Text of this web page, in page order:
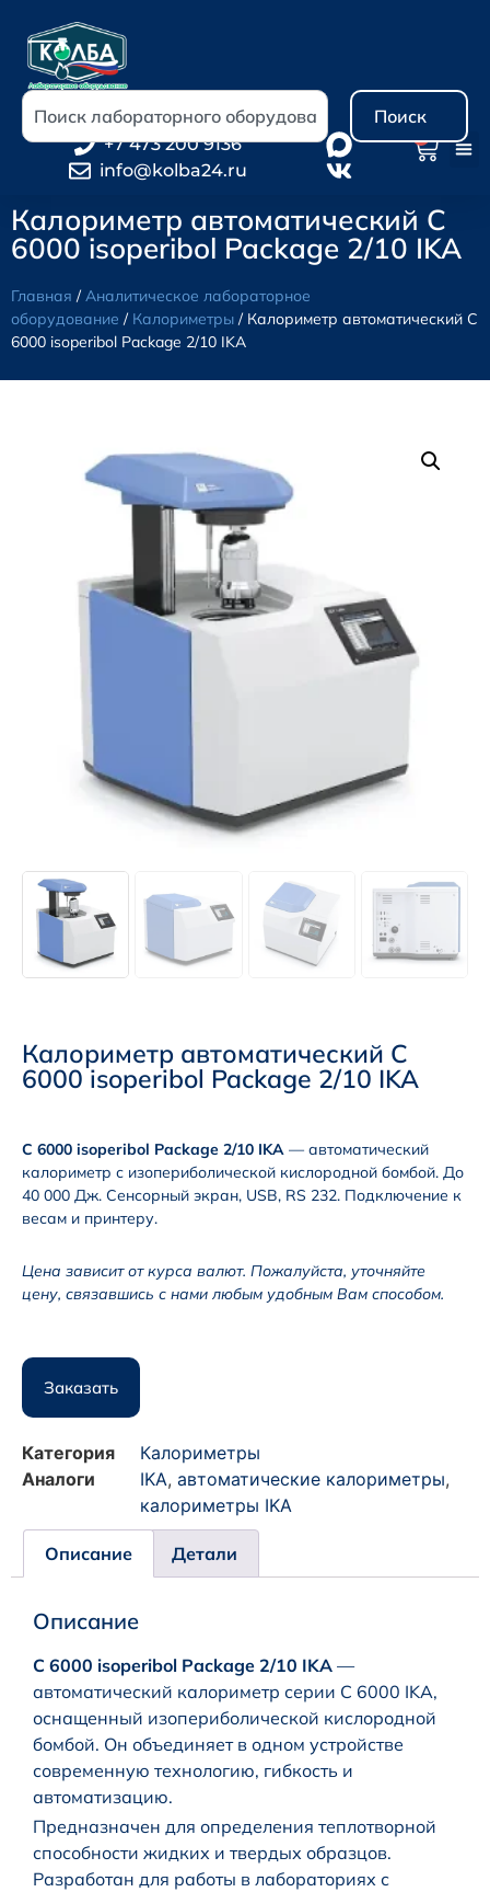
Поиск
+7 473 200 9136
info@kolba24.ru
Калориметр автоматический C
6000 isoperibol Package 2/10 IKA
Главная /Аналитическое лабораторное
оборудование / Калориметры / Калориметр автоматический C
6000 isoperibol Package 2/10 IKA
Калориметр автоматический C
6000 isoperibol Package 2/10 IKA
C 6000 isoperibol Package 2/10 IKA — автоматический
калориметр с изопериболической кислородной бомбой. До
40 000 Дж. Сенсорный экран, USB, RS 232. Подключение к
весам и принтеру.
Цена зависит от курса валют. Пожалуйста, уточняйте
цену, связавшись с нами любым удобным Вам способом.
Заказать
Категория
Калориметры
Аналоги
IKA, автоматические калориметры,
калориметры IKA
Описание Детали
Описание
C 6000 isoperibol Package 2/10 IKA —
автоматический калориметр серии C 6000 IKA,
оснащенный изопериболической кислородной
бомбой. Он объединяет в одном устройстве
современную технологию, гибкость и
автоматизацию.
Предназначен для определения теплотворной
способности жидких и твердых образцов.
Разработан для работы в лабораториях с